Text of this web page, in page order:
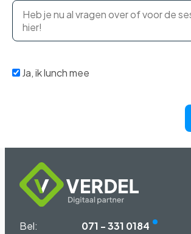
Ja, ik lunch mee
Bel: 071 - 331 0184